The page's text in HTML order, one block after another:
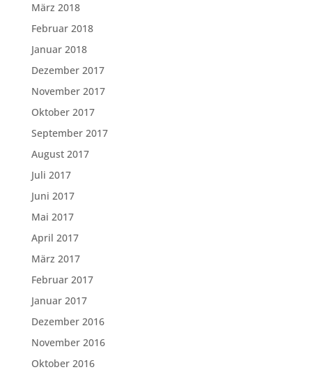
März 2018
Februar 2018
Januar 2018
Dezember 2017
November 2017
Oktober 2017
September 2017
August 2017
Juli 2017
Juni 2017
Mai 2017
April 2017
März 2017
Februar 2017
Januar 2017
Dezember 2016
November 2016
Oktober 2016